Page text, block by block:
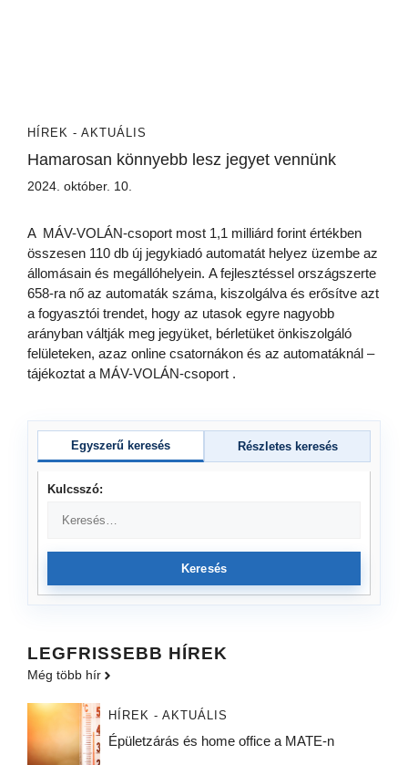
HÍREK - AKTUÁLIS
Hamarosan könnyebb lesz jegyet vennünk
2024. október. 10.
A MÁV-VOLÁN-csoport most 1,1 milliárd forint értékben
összesen 110 db új jegykiadó automatát helyez üzembe az
állomásain és megállóhelyein. A fejlesztéssel országszerte
658-ra nő az automaták száma, kiszolgálva és erősítve azt
a fogyasztói trendet, hogy az utasok egyre nagyobb
arányban váltják meg jegyüket, bérletüket önkiszolgáló
felületeken, azaz online csatornákon és az automatáknál –
tájékoztat a MÁV-VOLÁN-csoport .
Egyszerű keresés Részletes keresés
Kulcsszó:
Keresés
LEGFRISSEBB HÍREK
Még több hír
HÍREK - AKTUÁLIS
Épületzárás és home office a MATE-n